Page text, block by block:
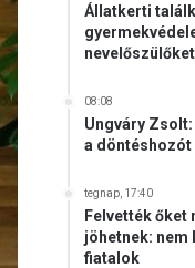
Állatkerti
nevelőszülőket
08:08
Ungváry
a
tegnap, 17:40
Felvették őket
jöhetnek: nem
fiatalok